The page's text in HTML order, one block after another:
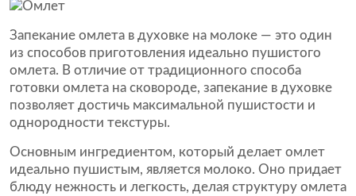
Запекание омлета в духовке на молоке — это один
из способов приготовления идеально пушистого
омлета. В отличие от традиционного способа
готовки омлета на сковороде, запекание в духовке
позволяет достичь максимальной пушистости и
однородности текстуры.
Основным ингредиентом, который делает омлет
идеально пушистым, является молоко. Оно придает
блюду нежность и легкость, делая структуру омлета